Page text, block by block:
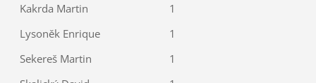
Kakrda Martin
1
Lysoněk Enrique
1
Sekereš Martin
1